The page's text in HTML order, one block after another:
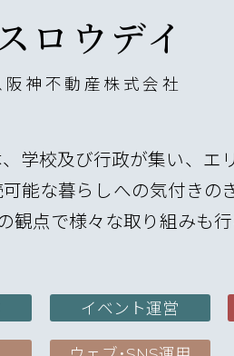
ロウデイ
阪神不動産株式会社
学校及び行政が集い、エ
能な暮らしへの気付き
点で様々な取り組みも行
イベント運営